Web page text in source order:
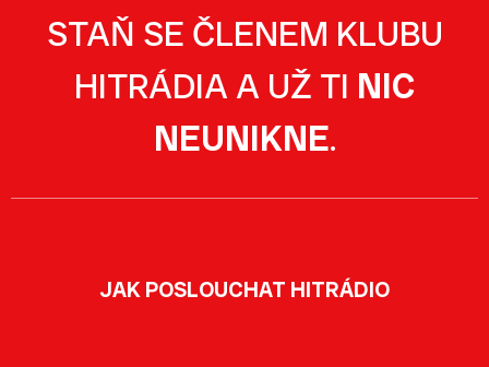
STAŇ SE ČLENEM KLUBU
HITRÁDIA A UŽ TI NIC
NEUNIKNE.
JAK POSLOUCHAT HITRÁDIO